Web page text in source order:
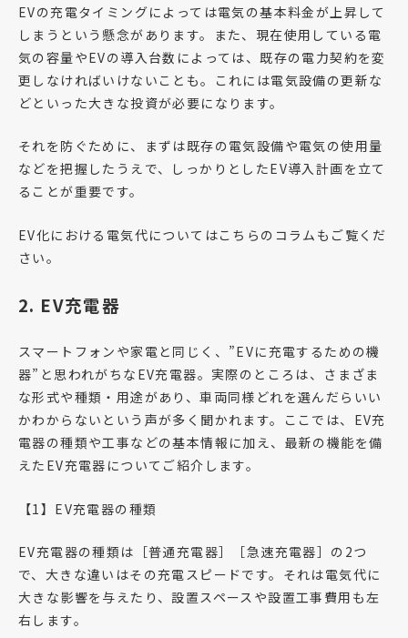
EVの充電タイミングによっては電気の基本料金が上昇して
しまうという懸念があります。また、現在使用している電
気の容量やEVの導入台数によっては、既存の電力契約を変
更しなければいけないことも。これには電気設備の更新な
どといった大きな投資が必要になります。
それを防ぐために、まずは既存の電気設備や電気の使用量
などを把握したうえで、しっかりとしたEV導入計画を立て
ることが重要です。
EV化における電気代についてはこちらのコラムもご覧くだ
さい。
2. EV充電器
スマートフォンや家電と同じく、”EVに充電するための機
器”と思われがちなEV充電器。実際のところは、さまざま
な形式や種類・用途があり、車両同様どれを選んだらいい
かわからないという声が多く聞かれます。ここでは、EV充
電器の種類や工事などの基本情報に加え、最新の機能を備
えたEV充電器についてご紹介します。
【1】EV充電器の種類
EV充電器の種類は［普通充電器］［急速充電器］の2つ
で、大きな違いはその充電スピードです。それは電気代に
大きな影響を与えたり、設置スペースや設置工事費用も左
右します。